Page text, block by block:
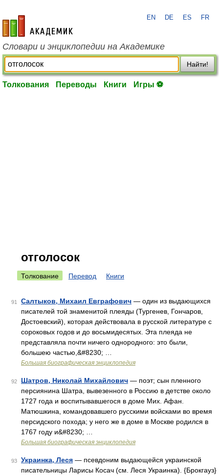
academic.ru
EN DE ES FR
Словари и энциклопедии на Академике
Найти!
Толкования Переводы Книги Игры ⚽
отголосок
Толкование Перевод Книги
91 Салтыков, Михаил Евграфович — один из выдающихся
писателей той знаменитой плеяды (Тургенев, Гончаров,
Достоевский), которая действовала в русской литературе с
сороковых годов и до восьмидесятых. Эта плеяда не
представляла почти ничего однородного: это были,
большею частью,&#8230; …
Большая биографическая энциклопедия
92 Шатров, Николай Михайлович — поэт; сын пленного
персиянина Шатра, вывезенного в Россию в детстве около
1727 года и воспитывавшегося в доме Мих. Афан.
Матюшкина, командовавшего русскими войсками во время
персидского похода; у него же в доме в Москве родился в
1767 году и&#8230; …
Большая биографическая энциклопедия
93 Украинка, Леся — псевдоним выдающейся украинской
писательницы Ларисы Косач (см. Леся Украинка). {Брокгауз}